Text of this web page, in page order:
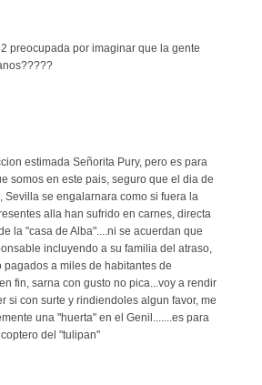
preocupada por imaginar que la gente
estimada Señorita Pury, pero es para
somos en este pais, seguro que el dia de
Sevilla se engalarnara como si fuera la
alla han sufrido en carnes, directa
la "casa de Alba"....ni se acuerdan que
incluyendo a su familia del atraso,
a miles de habitantes de
fin, sarna con gusto no pica...voy a rendir
si con surte y rindiendoles algun favor, me
una "huerta" en el Genil.......es para
del "tulipan"